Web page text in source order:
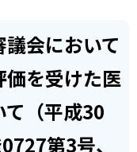
会において
を受けた医
（平成30
第3号、